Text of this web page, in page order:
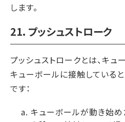
します。
21. プッシュストローク
プッシュストロークとは、キ
キューボールに接触している
です：
キューボールが動き始